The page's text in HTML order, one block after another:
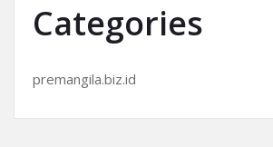
Categories
premangila.biz.id